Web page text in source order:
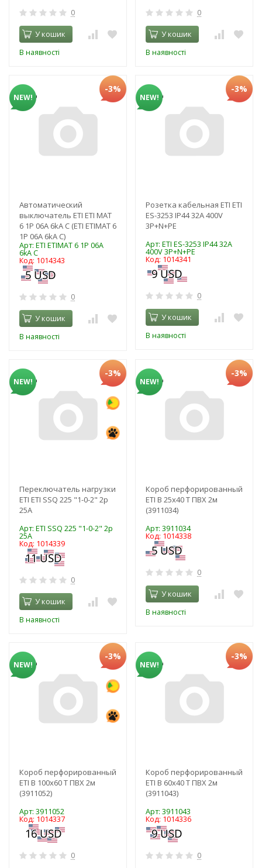
0
У кошик
В наявності
0
У кошик
В наявності
NEW!
-3%
Автоматический
выключатель ETI ЕТІ MAT
6 1Р 06А 6kA C (ЕТІ ETIMAT 6
1Р 06А 6kA C)
Арт: ЕТІ ETIMAT 6 1Р 06А
6kA C
Код: 1014343
0
У кошик
В наявності
NEW!
-3%
Розетка кабельная ETI ЕТІ
ES-3253 IP44 32A 400V
3P+N+PE
Арт: ЕТІ ES-3253 IP44 32A
400V 3P+N+PE
Код: 1014341
0
У кошик
В наявності
NEW!
-3%
Переключатель нагрузки
ETI ЕТІ SSQ 225 "1-0-2" 2p
25A
Арт: ЕТІ SSQ 225 "1-0-2" 2p
25A
Код: 1014339
0
У кошик
В наявності
NEW!
-3%
Короб перфорированный
ETI B 25x40 T ПВХ 2м
(3911034)
Арт: 3911034
Код: 1014338
0
У кошик
В наявності
NEW!
-3%
Короб перфорированный
ETI B 100x60 T ПВХ 2м
(3911052)
Арт: 3911052
Код: 1014337
0
NEW!
-3%
Короб перфорированный
ETI B 60x40 T ПВХ 2м
(3911043)
Арт: 3911043
Код: 1014336
0